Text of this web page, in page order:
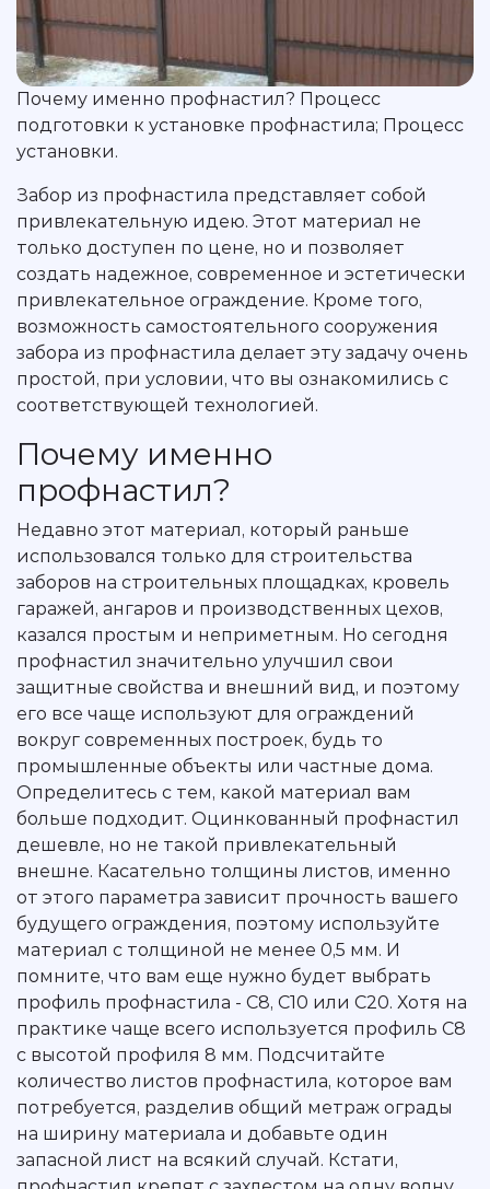
Почему именно профнастил? Процесс
подготовки к установке профнастила; Процесс
установки.
Забор из профнастила представляет собой
привлекательную идею. Этот материал не
только доступен по цене, но и позволяет
создать надежное, современное и эстетически
привлекательное ограждение. Кроме того,
возможность самостоятельного сооружения
забора из профнастила делает эту задачу очень
простой, при условии, что вы ознакомились с
соответствующей технологией.
Почему именно
профнастил?
Недавно этот материал, который раньше
использовался только для строительства
заборов на строительных площадках, кровель
гаражей, ангаров и производственных цехов,
казался простым и неприметным. Но сегодня
профнастил значительно улучшил свои
защитные свойства и внешний вид, и поэтому
его все чаще используют для ограждений
вокруг современных построек, будь то
промышленные объекты или частные дома.
Определитесь с тем, какой материал вам
больше подходит. Оцинкованный профнастил
дешевле, но не такой привлекательный
внешне. Касательно толщины листов, именно
от этого параметра зависит прочность вашего
будущего ограждения, поэтому используйте
материал с толщиной не менее 0,5 мм. И
помните, что вам еще нужно будет выбрать
профиль профнастила - С8, С10 или С20. Хотя на
практике чаще всего используется профиль С8
с высотой профиля 8 мм. Подсчитайте
количество листов профнастила, которое вам
потребуется, разделив общий метраж ограды
на ширину материала и добавьте один
запасной лист на всякий случай. Кстати,